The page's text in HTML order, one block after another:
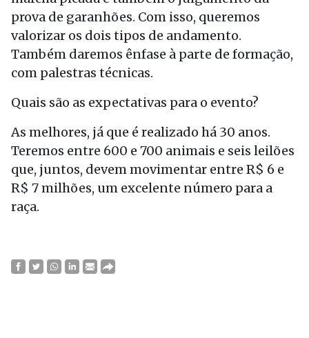
prova de garanhões. Com isso, queremos
valorizar os dois tipos de andamento.
Também daremos ênfase à parte de formação,
com palestras técnicas.
Quais são as expectativas para o evento?
As melhores, já que é realizado há 30 anos.
Teremos entre 600 e 700 animais e seis leilões
que, juntos, devem movimentar entre R$ 6 e
R$ 7 milhões, um excelente número para a
raça.